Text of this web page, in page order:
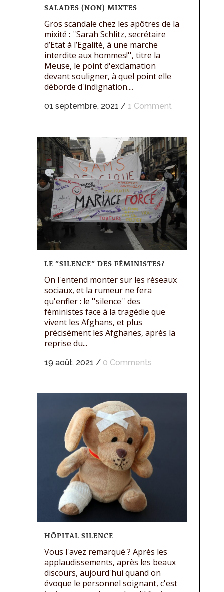
SALADES (NON) MIXTES
Gros scandale chez les apôtres de la
mixité : ''Sarah Schlitz, secrétaire
d’Etat à l’Egalité, à une marche
interdite aux hommes!'', titre la
Meuse, le point d'exclamation
devant souligner, à quel point elle
déborde d'indignation....
01 septembre, 2021 / 1 Comment
LE ”SILENCE” DES FÉMINISTES?
On l'entend monter sur les réseaux
sociaux, et la rumeur ne fera
qu'enfler : le ''silence'' des
féministes face à la tragédie que
vivent les Afghans, et plus
précisément les Afghanes, après la
reprise du...
19 août, 2021 / 0 Comments
HÔPITAL SILENCE
Vous l'avez remarqué ? Après les
applaudissements, après les beaux
discours, aujourd'hui quand on
évoque le personnel soignant, c'est